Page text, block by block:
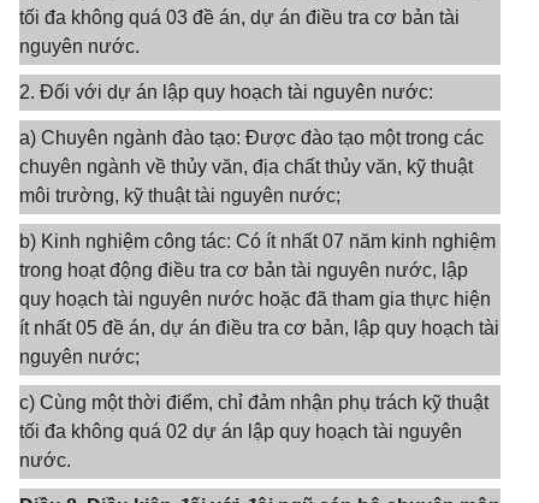
tối đa không quá 03 đề án, dự án điều tra cơ bản tài
nguyên nước.
2. Đối với dự án lập quy hoạch tài nguyên nước:
a) Chuyên ngành đào tạo: Được đào tạo một trong các
chuyên ngành về thủy văn, địa chất thủy văn, kỹ thuật
môi trường, kỹ thuật tài nguyên nước;
b) Kinh nghiệm công tác: Có ít nhất 07 năm kinh nghiệm
trong hoạt động điều tra cơ bản tài nguyên nước, lập
quy hoạch tài nguyên nước hoặc đã tham gia thực hiện
ít nhất 05 đề án, dự án điều tra cơ bản, lập quy hoạch tài
nguyên nước;
c) Cùng một thời điểm, chỉ đảm nhận phụ trách kỹ thuật
tối đa không quá 02 dự án lập quy hoạch tài nguyên
nước.